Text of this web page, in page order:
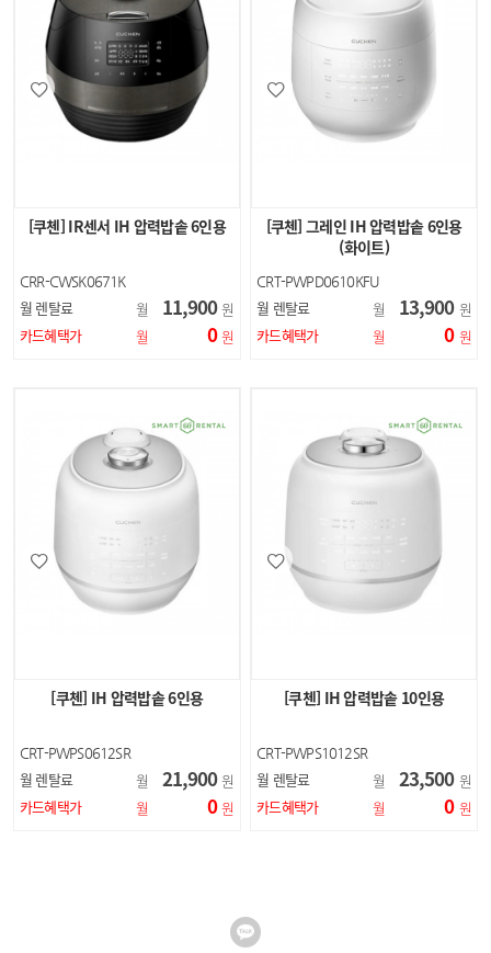
[쿠첸] IR센서 IH 압력밥솥 6인용
CRR-CWSK0671K
월 렌탈료 월 11,900 원
카드혜택가
월 0 원
[쿠첸] 그레인 IH 압력밥솥 6인용
(화이트)
CRT-PWPD0610KFU
월 렌탈료 월 13,900 원
카드혜택가
월 0 원
[쿠첸] IH 압력밥솥 6인용
CRT-PWPS0612SR
월 렌탈료 월 21,900 원
카드혜택가
월 0 원
[쿠첸] IH 압력밥솥 10인용
CRT-PWPS1012SR
월 렌탈료 월 23,500 원
카드혜택가
월 0 원